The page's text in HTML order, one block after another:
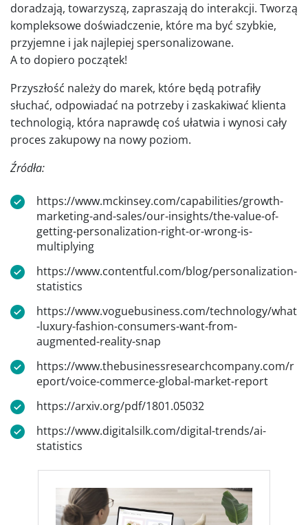
doradzają, towarzyszą, zapraszają do interakcji. Tworzą
kompleksowe doświadczenie, które ma być szybkie,
przyjemne i jak najlepiej spersonalizowane.
A to dopiero początek!
Przyszłość należy do marek, które będą potrafiły
słuchać, odpowiadać na potrzeby i zaskakiwać klienta
technologią, która naprawdę coś ułatwia i wynosi cały
proces zakupowy na nowy poziom.
Źródła:
https://www.mckinsey.com/capabilities/growth-
marketing-and-sales/our-insights/the-value-of-
getting-personalization-right-or-wrong-is-
multiplying
https://www.contentful.com/blog/personalization-
statistics
https://www.voguebusiness.com/technology/what
-luxury-fashion-consumers-want-from-
augmented-reality-snap
https://www.thebusinessresearchcompany.com/r
eport/voice-commerce-global-market-report
https://arxiv.org/pdf/1801.05032
https://www.digitalsilk.com/digital-trends/ai-
statistics